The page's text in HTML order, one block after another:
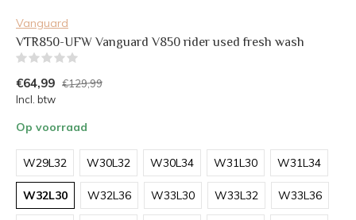
Vanguard
VTR850-UFW Vanguard V850 rider used fresh wash
€64,99 €129,99
Incl. btw
Op voorraad
W29L32 W30L32 W30L34 W31L30 W31L34
W32L30 W32L36 W33L30 W33L32 W33L36